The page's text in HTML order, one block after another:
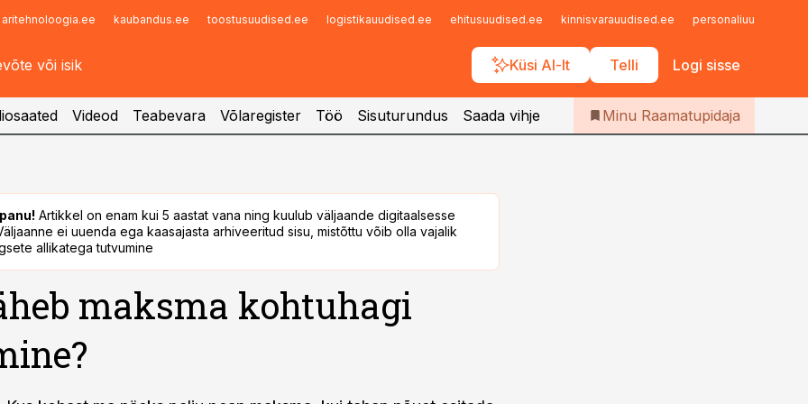
aritehnoloogia.ee kaubandus.ee toostusuudised.ee logistikauudised.ee ehitusuudised.ee kinnisvarauudised.ee personaliuudised.ee
Küsi AI-lt Telli Logi sisse
Infopank
Iseteenindus
Telli Raamatupidaja
Videod Teabevara Võlaregister Töö Sisuturundus Saada vihje Minu Raamatupidaja
Artikkel on enam kui 5 aastat vana ning kuulub väljaande digitaalsesse
ei uuenda ega kaasajasta arhiveeritud sisu, mistõttu võib olla vajalik
allikatega tutvumine
maksma kohtuhagi